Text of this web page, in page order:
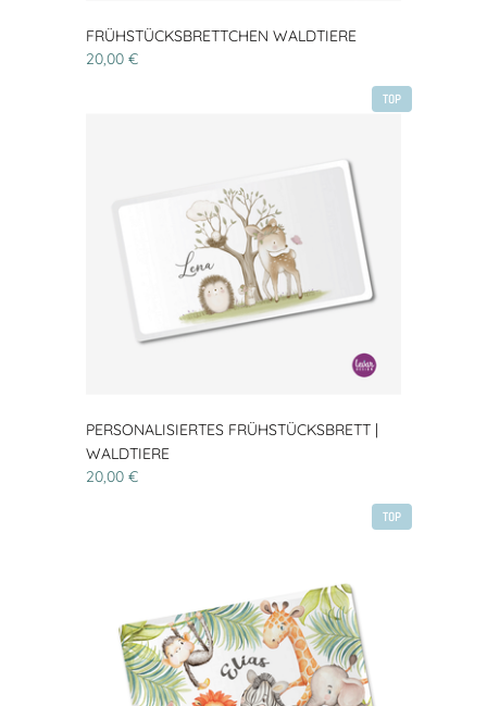
FRÜHSTÜCKSBRETTCHEN WALDTIERE
20,00 €
TOP
PERSONALISIERTES FRÜHSTÜCKSBRETT |
WALDTIERE
20,00 €
TOP